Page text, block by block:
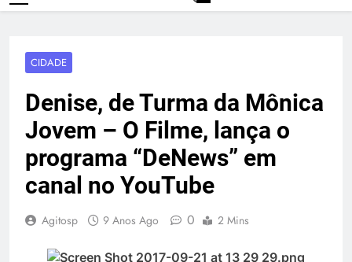
CIDADE
Denise, de Turma da Mônica
Jovem – O Filme, lança o
programa “DeNews” em
canal no YouTube
Agitosp 9 Anos Ago 0 2 Mins